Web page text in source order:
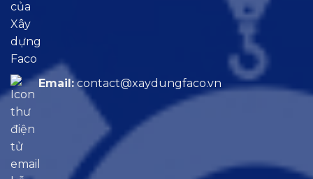
Email: contact@xaydungfaco.vn